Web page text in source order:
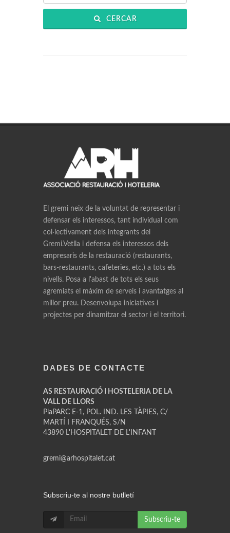
CERCAR
El gremi neix de la voluntat de representar i
defensar els interessos, tant individual com
col·lectivament dels integrants del
Gremi.Vetlla i defensa els interessos dels
empresaris de la restauració (restaurants,
bars-restaurants, cafeteries, etc.) a tots els
nivells. Posa a l'abast de tots els seus
agremiats el màxim de serveis i avantatges al
millor preu. Desenvolupa iniciatives i
projectes per dinamitzar el sector i el territori.
DADES DE CONTACTE
AS RESTAURACIÓ I HOSTELERIA DE LA
VALL DE LLORS
PlaPARC E-1, POL. IND. LES TÀPIES, C/
MARTÍ I FRANQUÉS, S/N
43890 L'HOSPITALET DE L'INFANT
gremi@arhospitalet.cat
Subscriu-te al nostre butlletí
Subscriu-te